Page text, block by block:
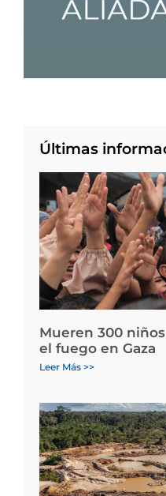
Últimas
Mueren 300
el fuego en Gaza
Leer Más >>